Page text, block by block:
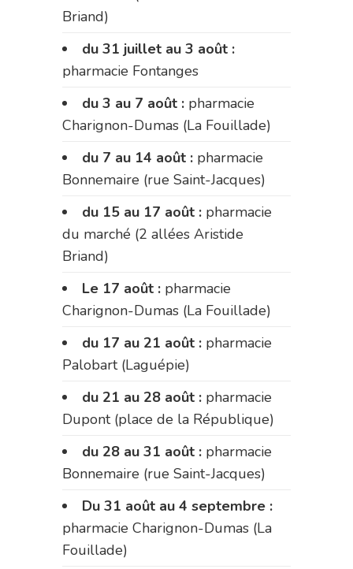
Briand)
du 31 juillet au 3 août :
pharmacie Fontanges
du 3 au 7 août : pharmacie
Charignon-Dumas (La Fouillade)
du 7 au 14 août : pharmacie
Bonnemaire (rue Saint-Jacques)
du 15 au 17 août : pharmacie
du marché (2 allées Aristide
Briand)
Le 17 août : pharmacie
Charignon-Dumas (La Fouillade)
du 17 au 21 août : pharmacie
Palobart (Laguépie)
du 21 au 28 août : pharmacie
Dupont (place de la République)
du 28 au 31 août : pharmacie
Bonnemaire (rue Saint-Jacques)
Du 31 août au 4 septembre :
pharmacie Charignon-Dumas (La
Fouillade)